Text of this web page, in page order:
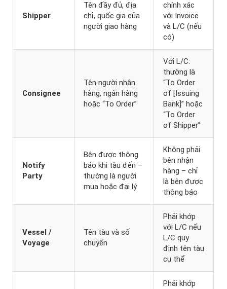
Shipper
Tên đầy đủ, địa
chỉ, quốc gia của
người giao hàng
chính xác
với Invoice
và L/C (nếu
có)
Consignee
Tên người nhận
hàng, ngân hàng
hoặc “To Order”
Với L/C:
thường là
“To Order
of [Issuing
Bank]” hoặc
“To Order
of Shipper”
Notify
Party
Bên được thông
báo khi tàu đến –
thường là người
mua hoặc đại lý
Không phải
bên nhận
hàng – chỉ
là bên được
thông báo
Vessel /
Voyage
Tên tàu và số
chuyến
Phải khớp
với L/C nếu
L/C quy
định tên tàu
cụ thể
Phải khớp